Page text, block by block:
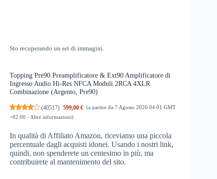
Sto recuperando un set di immagini.
Topping Pre90 Preamplificatore & Ext90 Amplificatore di
Ingresso Audio Hi-Res NFCA Moduli 2RCA 4XLR
Combinazione (Argento, Pre90)
(40517) 599,00 € (a partire da 7 Agosto 2026 04:01 GMT
+02:00 - Altre informazioni)
In qualità di Affiliato Amazon, riceviamo una piccola
percentuale dagli acquisti idonei. Usando i nostri link,
quindi, non spenderete un centesimo in più, ma
contribuirete al mantenimento del sito.